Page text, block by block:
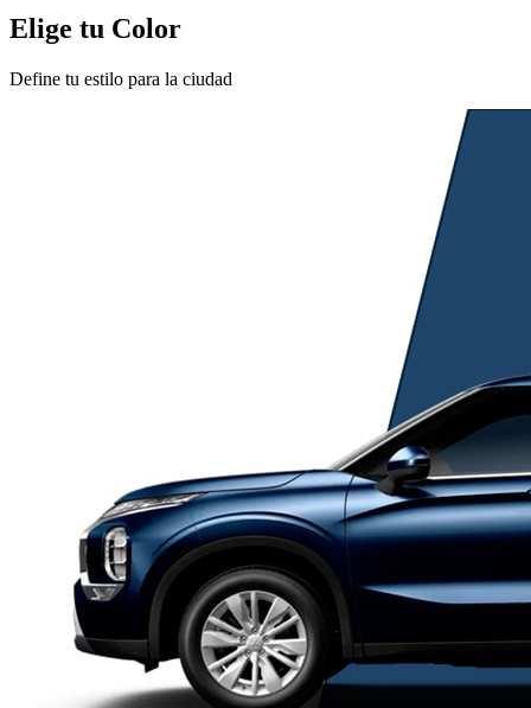
Elige tu Color
Define tu estilo para la ciudad